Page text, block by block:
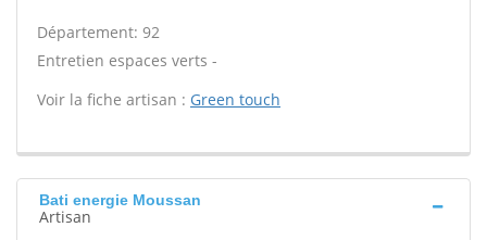
Département: 92
Entretien espaces verts -
Voir la fiche artisan : Green touch
Bati energie Moussan
Artisan